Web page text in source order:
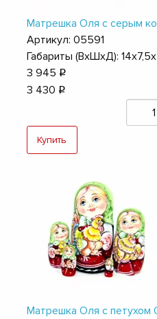
Матрешка Оля с серым
Артикул: 05591
Габариты (ВхШхД):
3 945 q
3 430 q
Купить
Матрешка Оля с петухом